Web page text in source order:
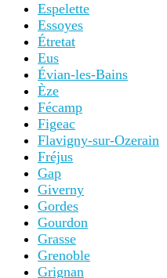
Espelette
Essoyes
Étretat
Eus
Évian-les-Bains
Èze
Fécamp
Figeac
Flavigny-sur-Ozerain
Fréjus
Gap
Giverny
Gordes
Gourdon
Grasse
Grenoble
Grignan